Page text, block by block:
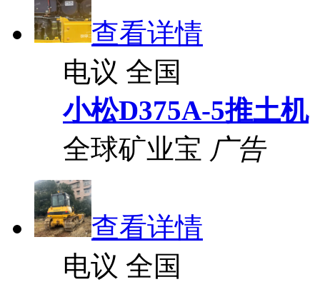
查看详情
电议 全国
小松D375A-5推土机
全球矿业宝 广告
查看详情
电议 全国